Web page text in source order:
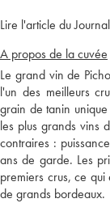
Lire l'article du
A propos de la cuvée
Le grand vin de
l'un des meilleurs
grain de tanin
les plus grands vins
contraires :
ans de garde. Les
premiers crus, ce
de grands bordeaux.